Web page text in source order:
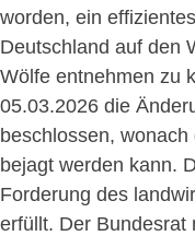
worden, ein
Deutschland auf den
Wölfe entnehmen zu
05.03.2026 die
beschlossen,
bejagt werden kann.
Forderung des
erfüllt. Der Bundesrat